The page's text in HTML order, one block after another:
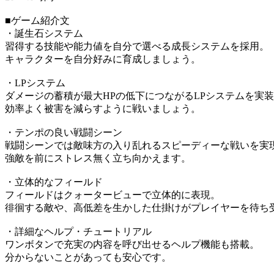
■ゲーム紹介文
・誕生石システム
習得する技能や能力値を自分で選べる成長システムを採用。
キャラクターを自分好みに育成しましょう。
・LPシステム
ダメージの蓄積が最大HPの低下につながるLPシステムを実装
効率よく被害を減らすように戦いましょう。
・テンポの良い戦闘シーン
戦闘シーンでは敵味方の入り乱れるスピーディーな戦いを実
強敵を前にストレス無く立ち向かえます。
・立体的なフィールド
フィールドはクォータービューで立体的に表現。
徘徊する敵や、高低差を生かした仕掛けがプレイヤーを待ち
・詳細なヘルプ・チュートリアル
ワンボタンで充実の内容を呼び出せるヘルプ機能も搭載。
分からないことがあっても安心です。